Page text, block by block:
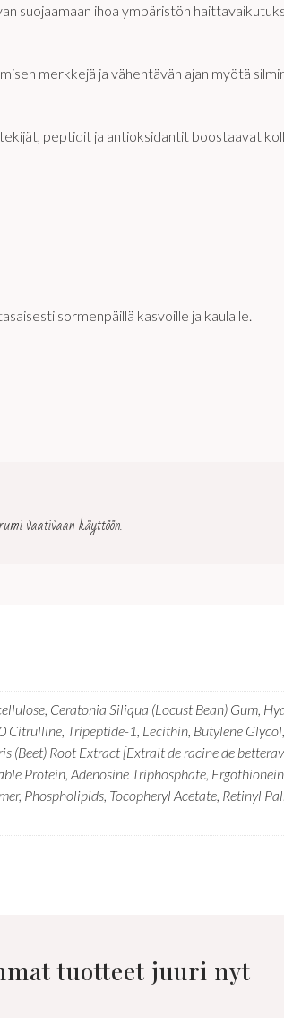
suojaamaan ihoa ympäristön
merkkejä ja vähentävän ajan myötä
peptidit ja antioksidantit boostaavat
sormenpäillä kasvoille ja kaulalle.
vaativaan käyttöön.
Ceratonia Siliqua (Locust Bean) Gum,
Tripeptide-1, Lecithin, Butylene
Root Extract [Extrait de racine de
Protein, Adenosine Triphosphate,
Phospholipids, Tocopheryl Acetate, Retinyl
tuotteet juuri nyt